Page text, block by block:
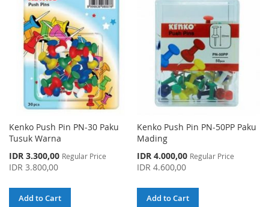
LIST
Kenko Push Pin PN-30 Paku
Tusuk Warna
Special
Price
IDR 3.300,00 Regular Price
IDR 3.800,00
Add to Cart
Kenko Push Pin PN-50PP Paku
Mading
Special
Price
IDR 4.000,00 Regular Price
IDR 4.600,00
Add to Cart